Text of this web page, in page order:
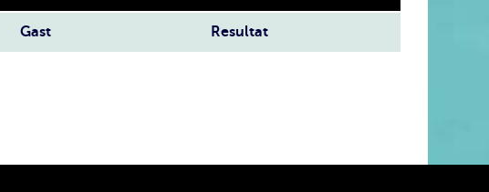
Gast Resultat